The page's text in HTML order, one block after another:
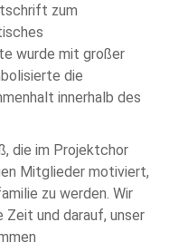
zum
wurde mit großer
die
innerhalb des
die im Projektchor
Mitglieder motiviert,
zu werden. Wir
Zeit und darauf, unser